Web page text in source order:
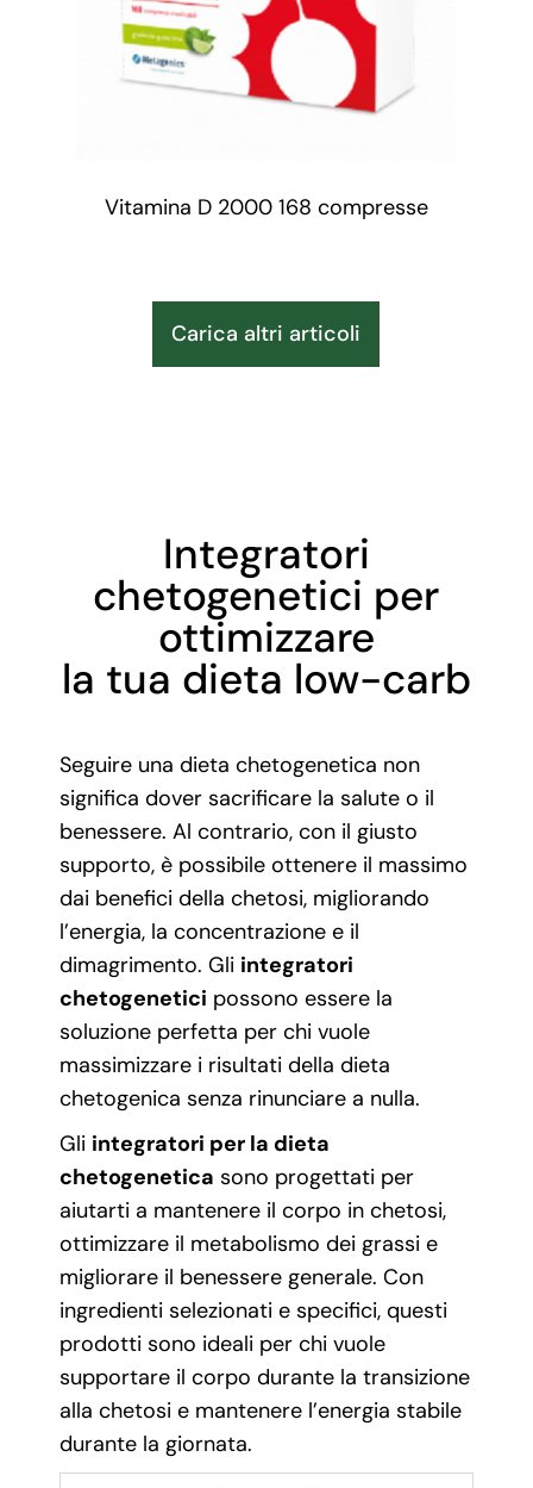
Vitamina D 2000 168 compresse
Carica altri articoli
Integratori
chetogenetici per
ottimizzare
la tua dieta low-carb
Seguire una dieta chetogenetica non
significa dover sacrificare la salute o il
benessere. Al contrario, con il giusto
supporto, è possibile ottenere il massimo
dai benefici della chetosi, migliorando
l’energia, la concentrazione e il
dimagrimento. Gli integratori
chetogenetici possono essere la
soluzione perfetta per chi vuole
massimizzare i risultati della dieta
chetogenica senza rinunciare a nulla.
Gli integratori per la dieta
chetogenetica sono progettati per
aiutarti a mantenere il corpo in chetosi,
ottimizzare il metabolismo dei grassi e
migliorare il benessere generale. Con
ingredienti selezionati e specifici, questi
prodotti sono ideali per chi vuole
supportare il corpo durante la transizione
alla chetosi e mantenere l’energia stabile
durante la giornata.